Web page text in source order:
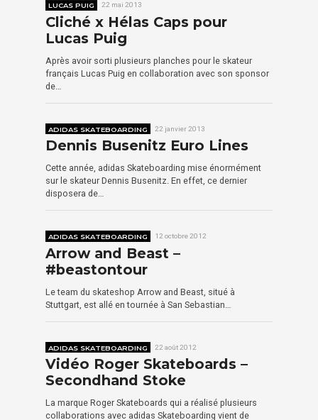
LUCAS PUIG 22 mai 2013
Cliché x Hélas Caps pour
Lucas Puig
Après avoir sorti plusieurs planches pour le skateur
français Lucas Puig en collaboration avec son sponsor
de…
ADIDAS SKATEBOARDING 22 janvier 2013
Dennis Busenitz Euro Lines
Cette année, adidas Skateboarding mise énormément
sur le skateur Dennis Busenitz. En effet, ce dernier
disposera de…
ADIDAS SKATEBOARDING 12 octobre 2012
Arrow and Beast –
#beastontour
Le team du skateshop Arrow and Beast, situé à
Stuttgart, est allé en tournée à San Sebastian…
ADIDAS SKATEBOARDING 22 août 2012
Vidéo Roger Skateboards –
Secondhand Stoke
La marque Roger Skateboards qui a réalisé plusieurs
collaborations avec adidas Skateboarding vient de